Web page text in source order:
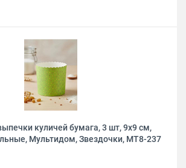
куличей бумага, 3 шт, 9х9 см,
Мультидом, Звездочки, МТ8-237